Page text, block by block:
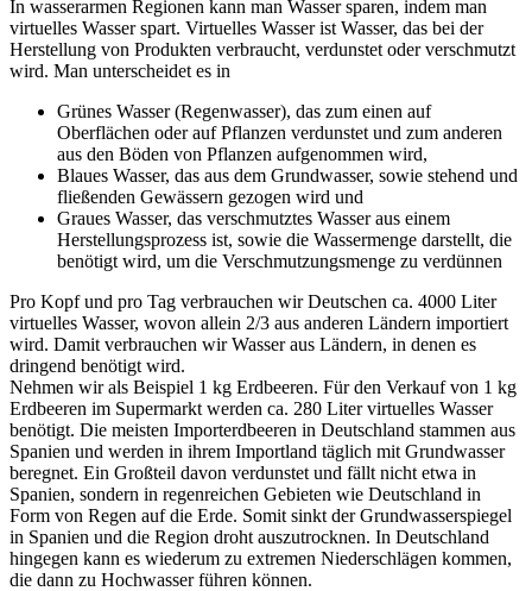
In wasserarmen Regionen kann man Wasser sparen, indem man
virtuelles Wasser spart. Virtuelles Wasser ist Wasser, das bei der
Herstellung von Produkten verbraucht, verdunstet oder verschmutzt
wird. Man unterscheidet es in
Grünes Wasser (Regenwasser), das zum einen auf
Oberflächen oder auf Pflanzen verdunstet und zum anderen
aus den Böden von Pflanzen aufgenommen wird,
Blaues Wasser, das aus dem Grundwasser, sowie stehend und
fließenden Gewässern gezogen wird und
Graues Wasser, das verschmutztes Wasser aus einem
Herstellungsprozess ist, sowie die Wassermenge darstellt, die
benötigt wird, um die Verschmutzungsmenge zu verdünnen
Pro Kopf und pro Tag verbrauchen wir Deutschen ca. 4000 Liter
virtuelles Wasser, wovon allein 2/3 aus anderen Ländern importiert
wird. Damit verbrauchen wir Wasser aus Ländern, in denen es
dringend benötigt wird.
Nehmen wir als Beispiel 1 kg Erdbeeren. Für den Verkauf von 1 kg
Erdbeeren im Supermarkt werden ca. 280 Liter virtuelles Wasser
benötigt. Die meisten Importerdbeeren in Deutschland stammen aus
Spanien und werden in ihrem Importland täglich mit Grundwasser
beregnet. Ein Großteil davon verdunstet und fällt nicht etwa in
Spanien, sondern in regenreichen Gebieten wie Deutschland in
Form von Regen auf die Erde. Somit sinkt der Grundwasserspiegel
in Spanien und die Region droht auszutrocknen. In Deutschland
hingegen kann es wiederum zu extremen Niederschlägen kommen,
die dann zu Hochwasser führen können.